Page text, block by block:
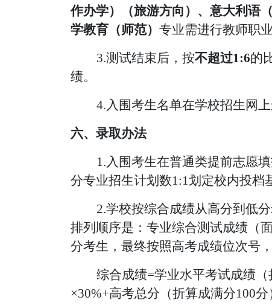
作办学）（旅游方向）、意大利语
学教育（师范） 专业需进行教师职
3.测试结束后，按不超过1:6的
绩。
4.入围考生名单在学校招生网
六、录取办法
1.入围考生在普通类提前志愿
分专业招生计划数1:1划定校内投档
2.学校按综合成绩从高分到低
排列顺序是：专业综合测试成绩（
分考生，最终按照高考成绩位次号
综合成绩=学业水平考试成绩（
×30%+高考总分（折算成满分100分